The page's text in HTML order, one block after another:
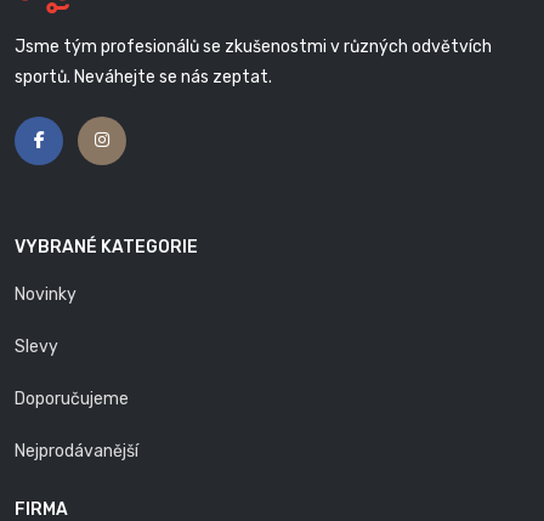
Jsme tým profesionálů se zkušenostmi v různých odvětvích
sportů. Neváhejte se nás zeptat.
VYBRANÉ KATEGORIE
Novinky
Slevy
Doporučujeme
Nejprodávanější
FIRMA